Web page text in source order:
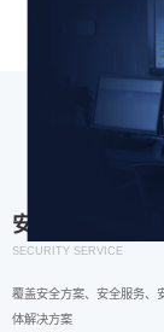
安全服务
SECURITY SERVICE
覆盖安全方案、安全服务、
体解决方案